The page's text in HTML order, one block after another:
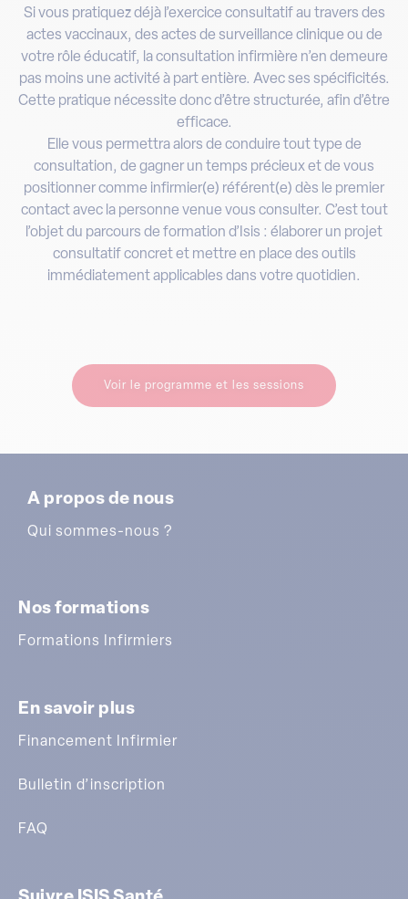
Si vous pratiquez déjà l’exercice consultatif au travers des
actes vaccinaux, des actes de surveillance clinique ou de
votre rôle éducatif, la consultation infirmière n’en demeure
pas moins une activité à part entière. Avec ses spécificités.
Cette pratique nécessite donc d’être structurée, afin d’être
efficace.
Elle vous permettra alors de conduire tout type de
consultation, de gagner un temps précieux et de vous
positionner comme infirmier(e) référent(e) dès le premier
contact avec la personne venue vous consulter. C’est tout
l’objet du parcours de formation d’Isis : élaborer un projet
consultatif concret et mettre en place des outils
immédiatement applicables dans votre quotidien.
Voir le programme et les sessions
A propos de nous
Qui sommes-nous ?
Nos formations
Formations Infirmiers
En savoir plus
Financement Infirmier
Bulletin d’inscription
FAQ